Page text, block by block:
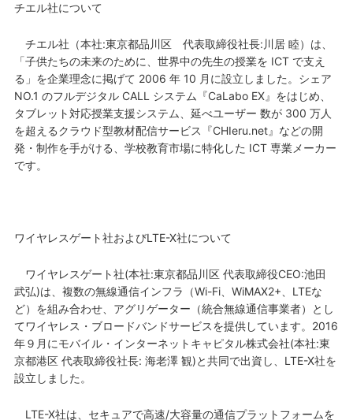
チエル社について
チエル社（本社:東京都品川区 代表取締役社長:川居 睦）は、
「子供たちの未来のために、世界中の先生の授業を ICT で支え
る」を企業理念に掲げて 2006 年 10 月に設立しました。シェア
NO.1 のフルデジタル CALL システム『CaLabo EX』をはじめ、
タブレット対応授業支援システム、延べユーザー 数が 300 万人
を超えるクラウド型教材配信サービス『CHIeru.net』などの開
発・制作を手がける、学校教育市場に特化した ICT 専業メーカー
です。
ワイヤレスゲート社およびLTE-X社について
ワイヤレスゲート社(本社:東京都品川区 代表取締役CEO:池田
武弘)は、複数の無線通信インフラ（Wi-Fi、WiMAX2+、LTEな
ど）を組み合わせ、アグリゲーター（統合無線通信事業者）とし
てワイヤレス・ブロードバンドサービスを提供しています。2016
年９月にモバイル・インターネットキャピタル株式会社(本社:東
京都港区 代表取締役社長: 海老澤 観)と共同で出資し、LTE-X社を
設立しました。
LTE-X社は、セキュアで高速/大容量の通信プラットフォームを